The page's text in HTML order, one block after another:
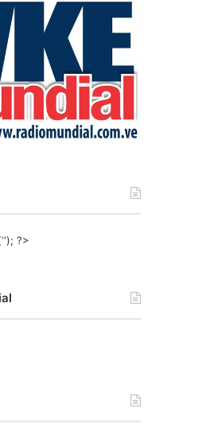
r
?>